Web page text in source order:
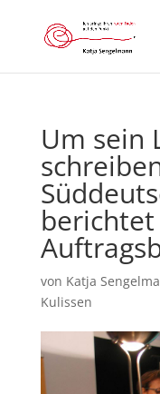
Um sein
von Katja
Kulissen